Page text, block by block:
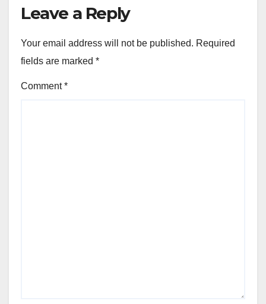
Leave a Reply
Your email address will not be published. Required
fields are marked *
Comment*